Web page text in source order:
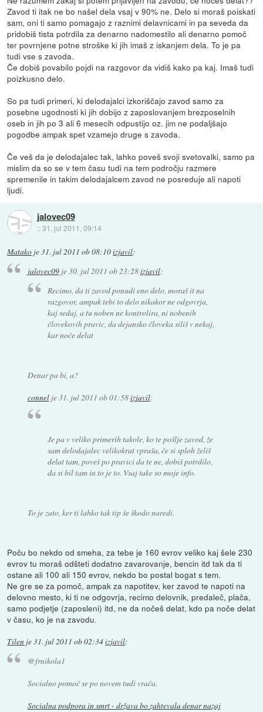
Zavod ti itak ne bo našel dela vsaj v 90% ne. Delo si moraš poiskati
sam, oni ti samo pomagajo z raznimi delavnicami in pa seveda da
pridobiš tista potrdila za denarno nadomestilo ali denarno pomoč
ter povrnjene potne stroške ki jih imaš z iskanjem dela. To je pa
tudi vse s zavoda.
Če dobiš povabilo pojdi na razgovor da vidiš kako pa kaj. Imaš tudi
poizkusno delo.
So pa tudi primeri, ki delodajalci izkoriščajo zavod samo za
posebne ugodnosti ki jih dobijo z zaposlovanjem brezposelnih
oseb in jih po 3 ali 6 mesecih odpustijo oz. jim ne podaljšajo
pogodbe ampak spet vzamejo druge s zavoda.
Če veš da je delodajalec tak, lahko poveš svoji svetovalki, samo pa
mislim da so se v tem času tudi na tem področju razmere
spremenile in takim delodajalcem zavod ne posreduje ali napoti
ljudi.
jalovec09
::31. jul 2011, 09:14
Matako je31. jul 2011 ob 08:10izjavil:
jalovec09je30. jul 2011 ob 23:28izjavil:
Recimo, da ti zavod ponudi eno delo, moraš it na
razgovor, ampak tebi to delo nikakor ne odgovrja,
kaj sedaj, a tu noben ne kontrolira, ni nobenih
človekovih pravic, da dejansko človeka siliš v nekaj,
kar noče delat
Denar pa bi, a?
connelje31. jul 2011 ob 01:58izjavil:
Je pa v veliko primerih takole, ko te pošlje zavod, že
sam delodajalec velikokrat vpraša, če si sploh želiš
delat tam, poveš po pravici da te ne, dobiš potrdilo,
da si bil tam in to je to. Vsaj take so moje info.
To je zato, ker ti lahko tak tip še škodo naredi.
Poču bo nekdo od smeha, za tebe je 160 evrov veliko kaj šele 230
evrov tu moraš odšteti dodatno zavarovanje, bencin itd tak da ti
ostane ali 100 ali 150 evrov, nekdo bo postal bogat s tem.
Ne gre se za pomoč, ampak za napotitev, ker zavod te napoti na
delovno mesto, ki ti ne odgovrja, recimo delovnik, predaleč, plača,
samo podjetje (zaposleni) itd, ne da nočeš delat, kdo pa noče delat
v času, ko je na zavodu.
Tilen je31. jul 2011 ob 02:34izjavil:
@frnikola1
Socialno pomoč sepo novemtudi vrača.
Socialna podpora in smrt - država bo zahtevala denar nazaj